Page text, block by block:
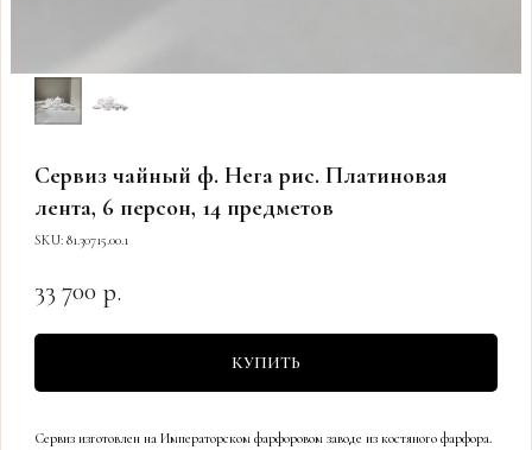
Сервиз чайный ф. Нега рис. Платиновая
лента, 6 персон, 14 предметов
SKU: 81.30715.00.1
33 700 р.
КУПИТЬ
Сервиз изготовлен на Императорском фарфоровом заводе из костяного фарфора.